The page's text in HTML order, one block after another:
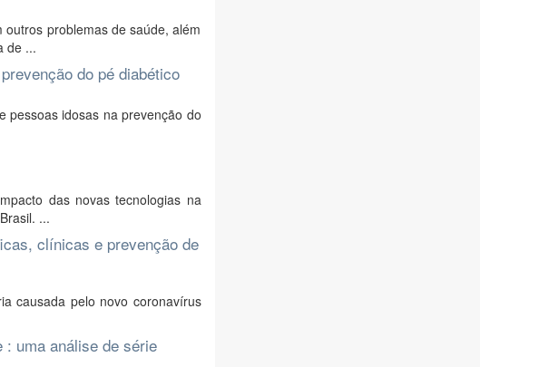
problemas de saúde, além
de ...
do pé diabético
pessoas idosas na prevenção do
das novas tecnologias na
...
clínicas e prevenção de
causada pelo novo coronavírus
uma análise de série